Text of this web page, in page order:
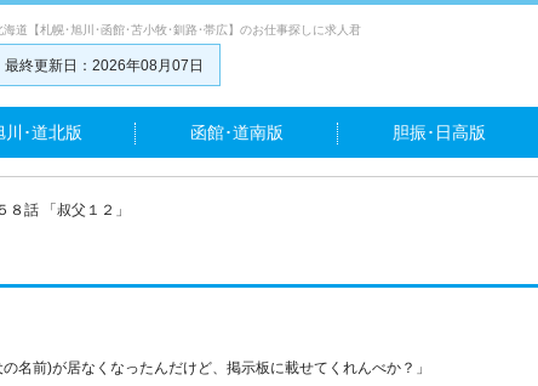
海道【札幌･旭川･函館･苫小牧･釧路･帯広】のお仕事探しに求人君
最終更新日：2026年08月07日
川･道北版 函館･道南版 胆振･日高版
８話 「叔父１２」
名前)が居なくなったんだけど、掲示板に載せてくれんべか？」